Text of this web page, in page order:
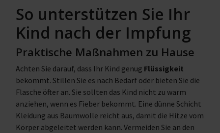
So unterstützen Sie Ihr
Kind nach der Impfung
Praktische Maßnahmen zu Hause
Achten Sie darauf, dass Ihr Kind genug Flüssigkeit
bekommt. Stillen Sie es nach Bedarf oder bieten Sie die
Flasche öfter an. Sie sollten das Kind nicht zu warm
anziehen, wenn es Fieber bekommt. Eine dünne Schicht
Kleidung aus Baumwolle reicht aus, damit die Hitze vom
Körper abgeleitet werden kann. Vermeiden Sie an den